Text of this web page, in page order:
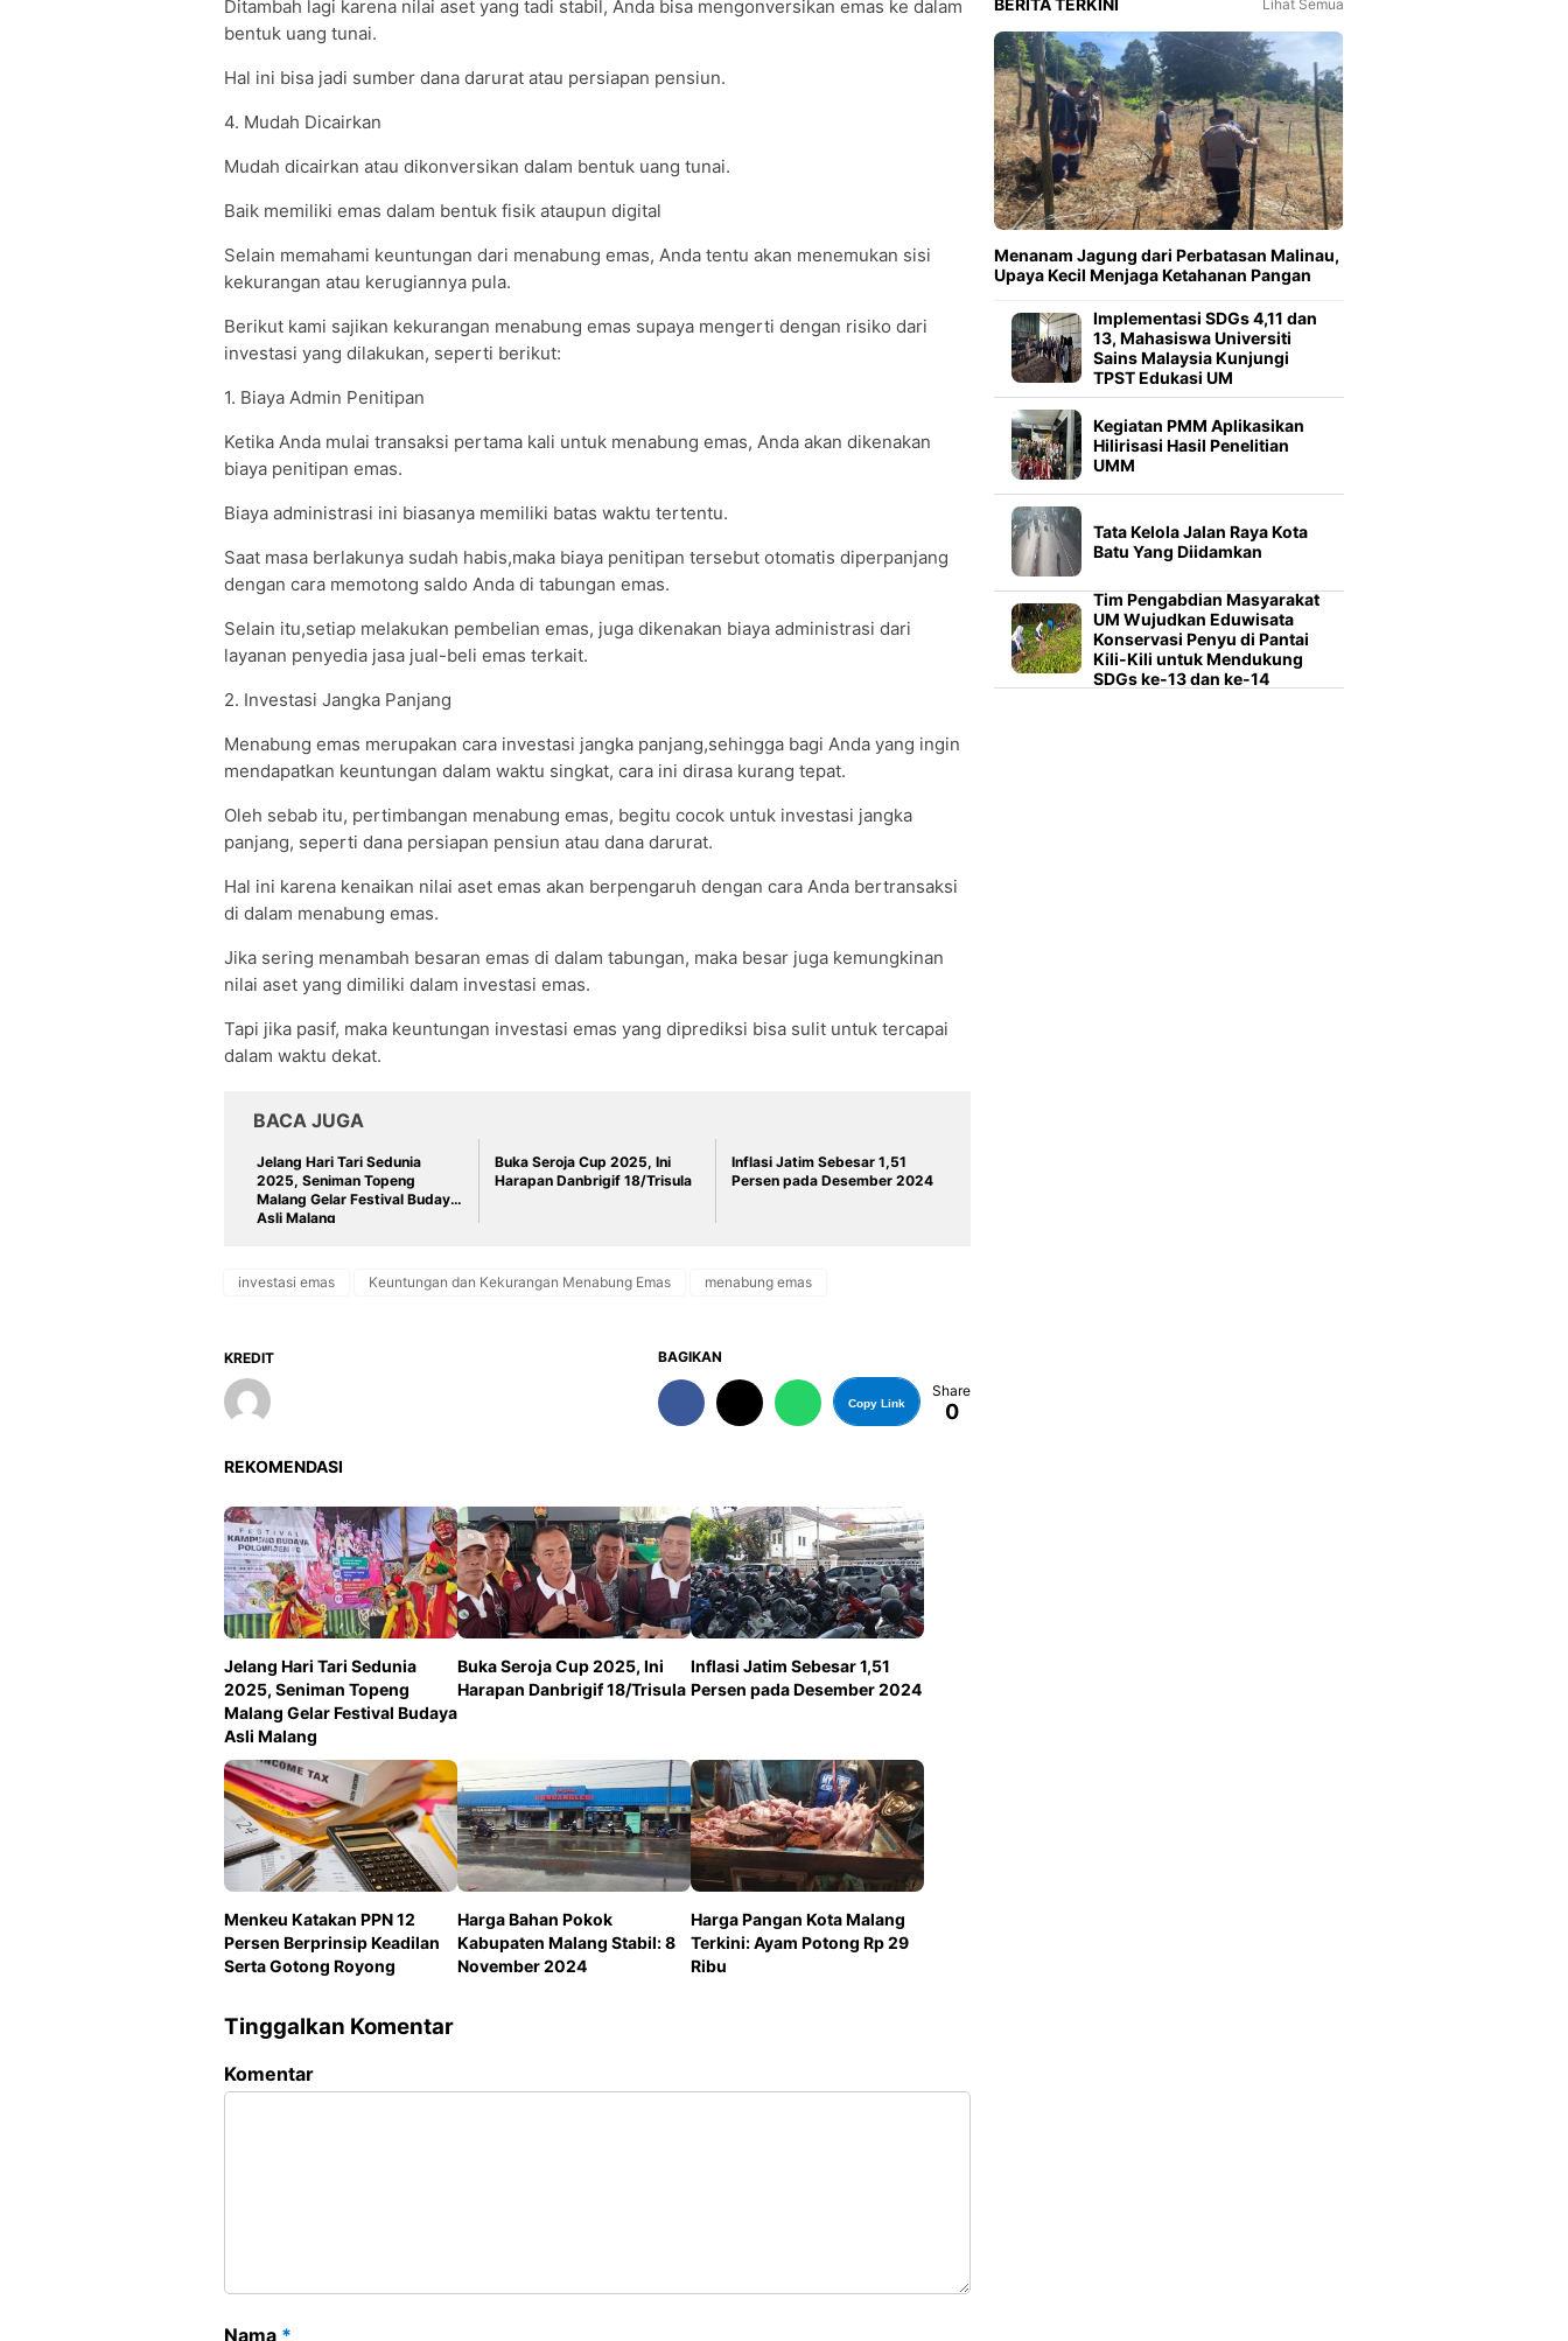
Ditambah lagi karena nilai aset yang tadi stabil, Anda bisa mengonversikan emas ke dalam
bentuk uang tunai.
Hal ini bisa jadi sumber dana darurat atau persiapan pensiun.
4. Mudah Dicairkan
Mudah dicairkan atau dikonversikan dalam bentuk uang tunai.
Baik memiliki emas dalam bentuk fisik ataupun digital
Selain memahami keuntungan dari menabung emas, Anda tentu akan menemukan sisi
kekurangan atau kerugiannya pula.
Berikut kami sajikan kekurangan menabung emas supaya mengerti dengan risiko dari
investasi yang dilakukan, seperti berikut:
1. Biaya Admin Penitipan
Ketika Anda mulai transaksi pertama kali untuk menabung emas, Anda akan dikenakan
biaya penitipan emas.
Biaya administrasi ini biasanya memiliki batas waktu tertentu.
Saat masa berlakunya sudah habis,maka biaya penitipan tersebut otomatis diperpanjang
dengan cara memotong saldo Anda di tabungan emas.
Selain itu,setiap melakukan pembelian emas, juga dikenakan biaya administrasi dari
layanan penyedia jasa jual-beli emas terkait.
2. Investasi Jangka Panjang
Menabung emas merupakan cara investasi jangka panjang,sehingga bagi Anda yang ingin
mendapatkan keuntungan dalam waktu singkat, cara ini dirasa kurang tepat.
Oleh sebab itu, pertimbangan menabung emas, begitu cocok untuk investasi jangka
panjang, seperti dana persiapan pensiun atau dana darurat.
Hal ini karena kenaikan nilai aset emas akan berpengaruh dengan cara Anda bertransaksi
di dalam menabung emas.
Jika sering menambah besaran emas di dalam tabungan, maka besar juga kemungkinan
nilai aset yang dimiliki dalam investasi emas.
Tapi jika pasif, maka keuntungan investasi emas yang diprediksi bisa sulit untuk tercapai
dalam waktu dekat.
BACA JUGA
Jelang Hari Tari Sedunia
2025, Seniman Topeng
Malang Gelar Festival Budaya
Asli Malang
Buka Seroja Cup 2025, Ini
Harapan Danbrigif 18/Trisula
Inflasi Jatim Sebesar 1,51
Persen pada Desember 2024
investasi emas Keuntungan dan Kekurangan Menabung Emas menabung emas
KREDIT BAGIKAN
Copy Link
Share
0
REKOMENDASI
Jelang Hari Tari Sedunia
2025, Seniman Topeng
Malang Gelar Festival Budaya
Asli Malang
Buka Seroja Cup 2025, Ini
Harapan Danbrigif 18/Trisula
Inflasi Jatim Sebesar 1,51
Persen pada Desember 2024
Menkeu Katakan PPN 12
Persen Berprinsip Keadilan
Serta Gotong Royong
Harga Bahan Pokok
Kabupaten Malang Stabil: 8
November 2024
Harga Pangan Kota Malang
Terkini: Ayam Potong Rp 29
Ribu
Tinggalkan Komentar
Komentar
Nama *
BERITA TERKINI Lihat Semua
Menanam Jagung dari Perbatasan Malinau,
Upaya Kecil Menjaga Ketahanan Pangan
Implementasi SDGs 4,11 dan
13, Mahasiswa Universiti
Sains Malaysia Kunjungi
TPST Edukasi UM
Kegiatan PMM Aplikasikan
Hilirisasi Hasil Penelitian
UMM
Tata Kelola Jalan Raya Kota
Batu Yang Diidamkan
Tim Pengabdian Masyarakat
UM Wujudkan Eduwisata
Konservasi Penyu di Pantai
Kili-Kili untuk Mendukung
SDGs ke-13 dan ke-14